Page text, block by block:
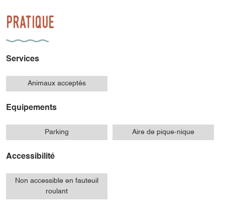
Pratique
Services
Animaux acceptés
Equipements
Parking Aire de pique-nique
Accessibilité
Non accessible en fauteuil
roulant